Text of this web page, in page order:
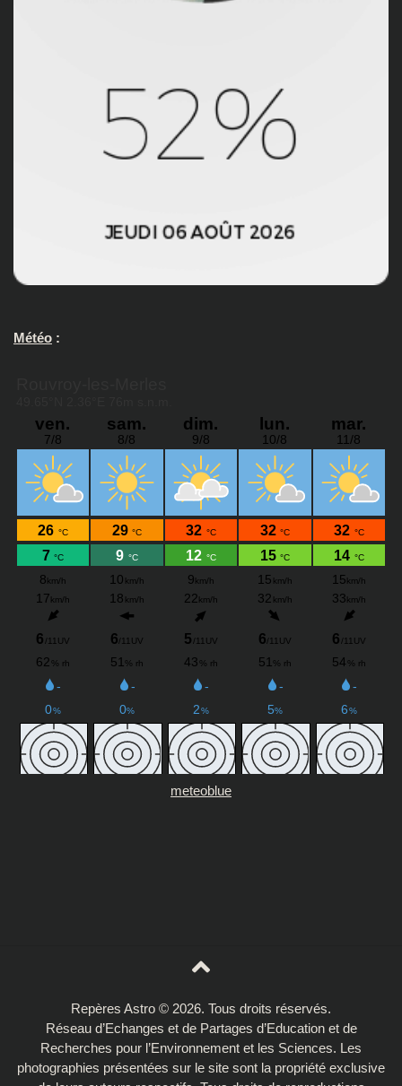
Météo :
meteoblue
Repères Astro © 2026. Tous droits réservés.
Réseau d’Echanges et de Partages d’Education et de
Recherches pour l’Environnement et les Sciences. Les
photographies présentées sur le site sont la propriété exclusive